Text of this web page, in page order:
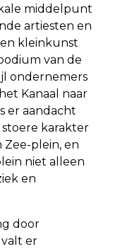
middelpunt
artiesten en
kleinkunst
van de
ondernemers
Kanaal naar
er aandacht
stoere karakter
Zee-plein, en
niet alleen
en
door
valt er